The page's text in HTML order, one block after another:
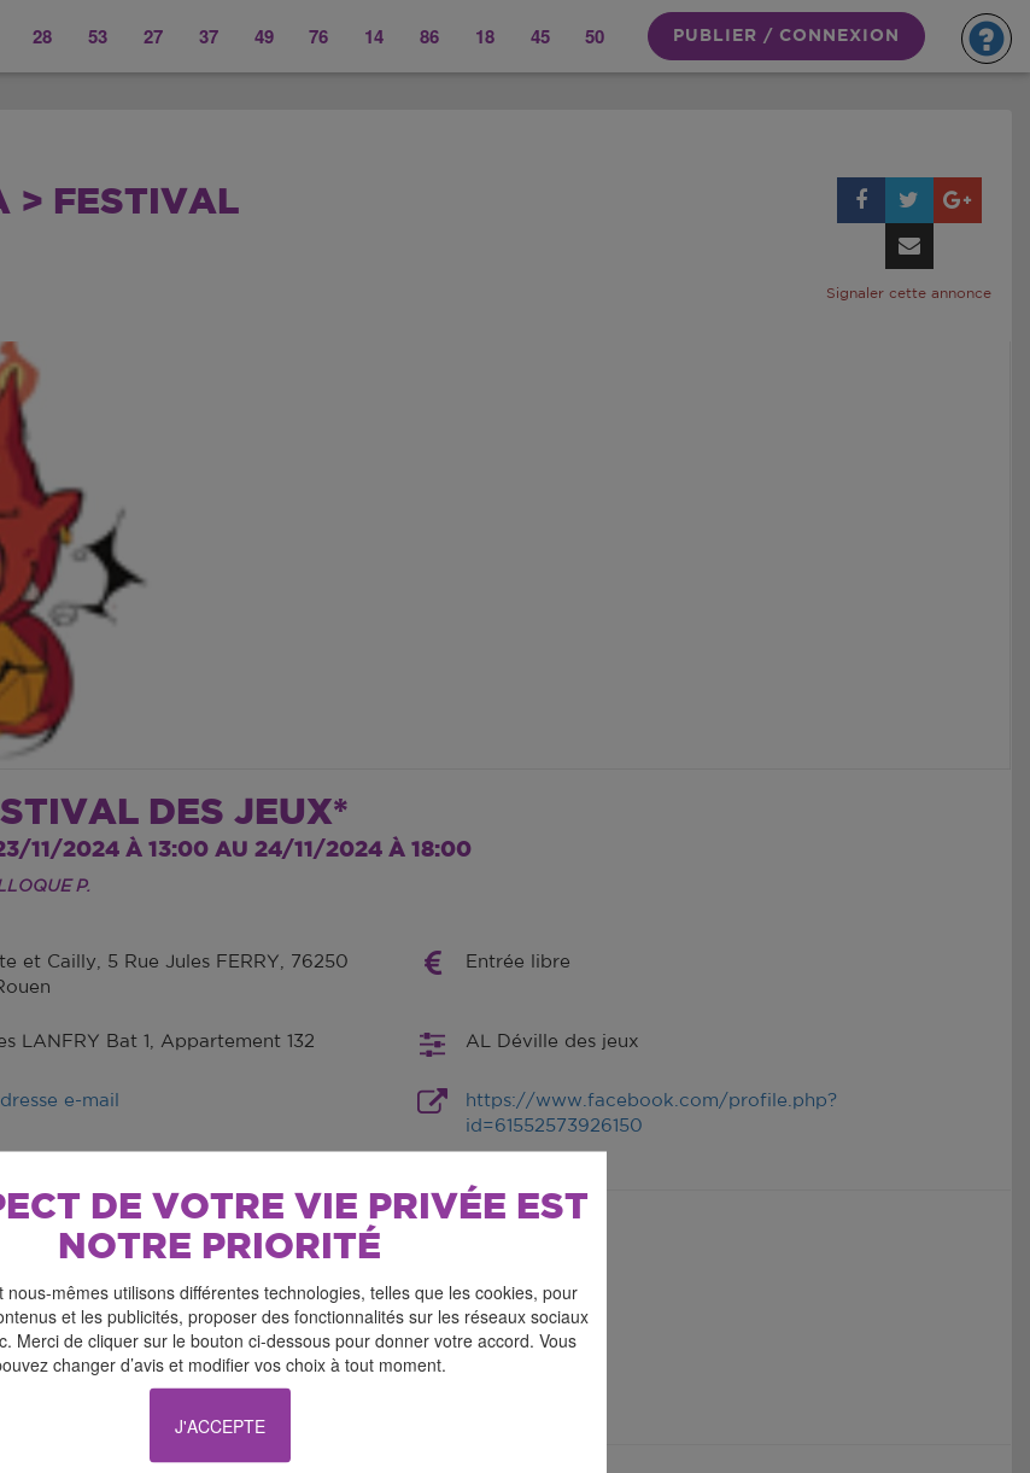
DE VOTRE VIE PRIVÉE EST
NOTRE PRIORITÉ
nous-mêmes utilisons différentes technologies, telles que les cookies, pour
et les publicités, proposer des fonctionnalités sur les réseaux sociaux
Merci de cliquer sur le bouton ci-dessous pour donner votre accord. Vous
changer d’avis et modifier vos choix à tout moment.
J'ACCEPTE
28 53 27 37 49 76 14 86 18 45 50 PUBLIER / CONNEXION
> FESTIVAL
Signaler cette annonce
DES JEUX*
11/2024 À 13:00 AU 24/11/2024 À 18:00
P.
et Cailly, 5 Rue Jules FERRY, 76250
Entrée libre
LANFRY Bat 1, Appartement 132 AL Déville des jeux
e-mail
https://www.facebook.com/profile.php?
id=61552573926150